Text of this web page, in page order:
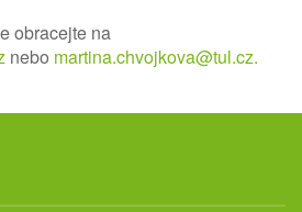
obracejte na
nebo martina.chvojkova@tul.cz.